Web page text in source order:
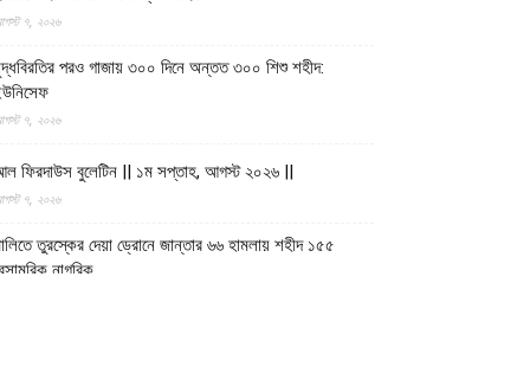
৭, ২০২৬
পরও গাজায় ৩০০ দিনে অন্তত ৩০০ শিশু শহীদ:
৭, ২০২৬
ফিরদাউস বুলেটিন || ১ম সপ্তাহ, আগস্ট ২০২৬ ||
৭, ২০২৬
তুরস্কের দেয়া ড্রোনে জান্তার ৬৬ হামলায় শহীদ ১৫৫
নাগরিক